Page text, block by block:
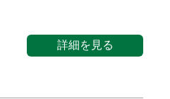
詳細を見る